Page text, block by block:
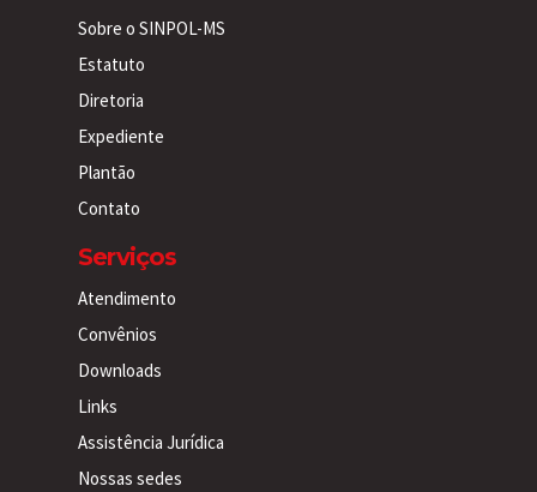
Sobre o SINPOL-MS
Estatuto
Diretoria
Expediente
Plantão
Contato
Serviços
Atendimento
Convênios
Downloads
Links
Assistência Jurídica
Nossas sedes